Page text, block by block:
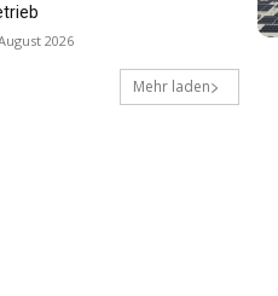
2026
Mehr laden